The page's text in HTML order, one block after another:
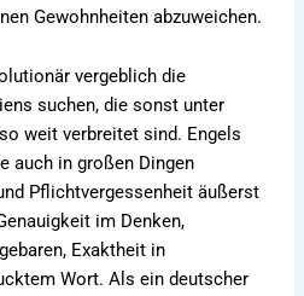
Gewohnheiten abzuweichen.
vergeblich die
suchen, die sonst unter
weit verbreitet sind. Engels
auch in großen Dingen
Pflichtvergessenheit äußerst
im Denken,
Exaktheit in
Wort. Als ein deutscher